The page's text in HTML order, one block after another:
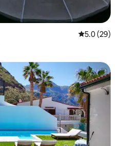
レビュー29
5.0 (29)